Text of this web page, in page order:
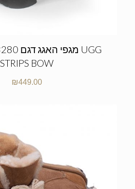
STRIPS BOW
₪449.00